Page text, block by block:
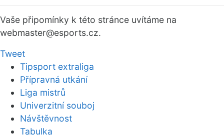
Vaše připomínky k této stránce uvítáme na
webmaster@esports.cz.
Tweet
Tipsport extraliga
Přípravná utkání
Liga mistrů
Univerzitní souboj
Návštěvnost
Tabulka